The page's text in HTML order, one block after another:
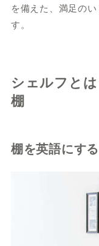
を備えた、満足の
す。
シェルフと
棚
棚を英語にす